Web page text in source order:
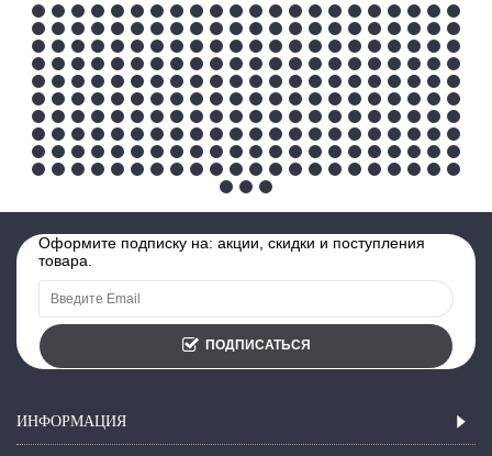
Оформите подписку на: акции, скидки и поступления
товара.
ПОДПИСАТЬСЯ
ИНФОРМАЦИЯ